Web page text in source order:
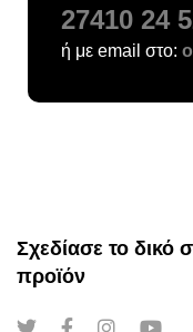
27410 24
ή με email στο:
Σχεδίασε το δικό
προϊόν